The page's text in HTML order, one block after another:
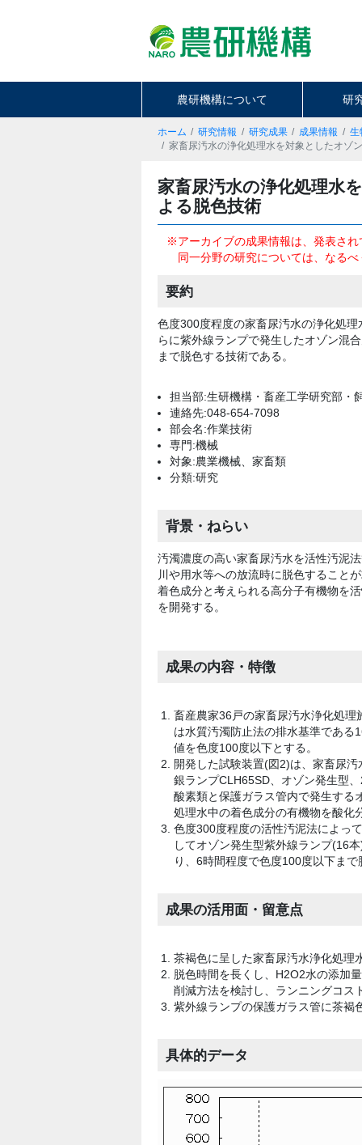
農研機構について 研
ホーム 研究情報 研究成果 成果情報
生
家畜尿汚水の浄化処理水を対象としたオゾ
家畜尿汚水の浄化処理水
よる脱色技術
※アーカイブの成果情報は、発表さ
同一分野の研究については、なる
要約
色度300度程度の家畜尿汚水の浄化処
らに紫外線ランプで発生したオゾン混
まで脱色する技術である。
担当部:生研機構・畜産工学研究部・
連絡先:048-654-7098
部会名:作業技術
専門:機械
対象:農業機械、家畜類
分類:研究
背景・ねらい
汚濁濃度の高い家畜尿汚水を活性汚泥
川や用水等への放流時に脱色すること
着色成分と考えられる高分子有機物を
を開発する。
成果の内容・特徴
畜産農家36戸の家畜尿汚水浄化処
は水質汚濁防止法の排水基準であ
値を色度100度以下とする。
開発した試験装置(図2)は、家畜尿
銀ランプCLH65SD、オゾン発生型
酸素類と保護ガラス管内で発生する
処理水中の着色成分の有機物を酸化
色度300度程度の活性汚泥法によっ
してオゾン発生型紫外線ランプ(16
り、6時間程度で色度100度以下ま
成果の活用面・留意点
茶褐色に呈した家畜尿汚水浄化処理
脱色時間を長くし、H2O2水の添加
削減方法を検討し、ランニングコス
紫外線ランプの保護ガラス管に茶褐
具体的データ